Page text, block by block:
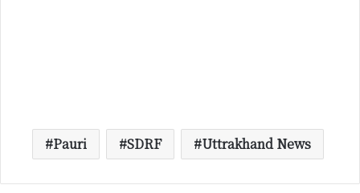
Pauri SDRF Uttrakhand News